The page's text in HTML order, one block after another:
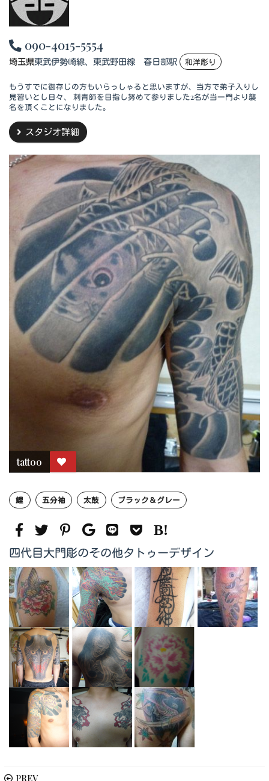
090-4015-5554
埼玉県東武伊勢崎線、東武野田線 春日部駅 和洋彫り
もうすでに御存じの方もいらっしゃると思いますが、当方で弟子入りし
見習いとし日々、 刺青師を目指し努めて参りました2名が当一門より襲
名を頂くことになりました。
スタジオ詳細
tattoo
鯉 五分袖 太鼓 ブラック＆グレー
四代目大門彫のその他タトゥーデザイン
PREV